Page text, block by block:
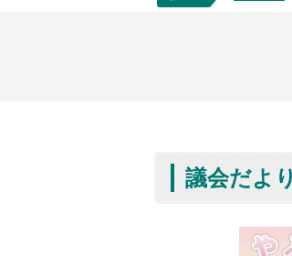
議会だよ